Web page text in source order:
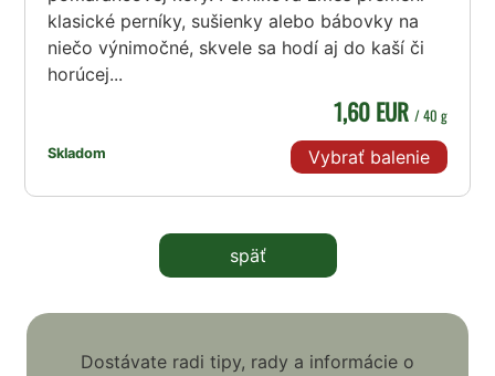
klasické perníky, sušienky alebo bábovky na
niečo výnimočné, skvele sa hodí aj do kaší či
horúcej...
Skladom
1,60 EUR / 40 g
Vybrať balenie
späť
Dostávate radi tipy, rady a informácie o